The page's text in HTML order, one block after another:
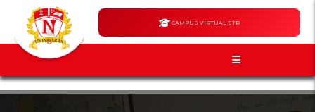
CAMPUS VIRTUAL ETR